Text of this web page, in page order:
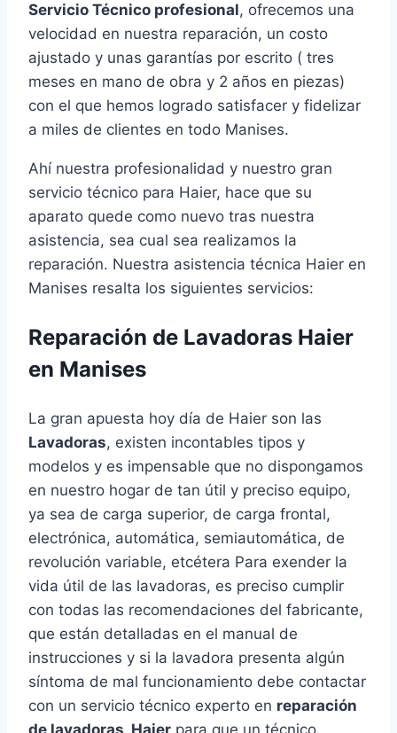
Servicio Técnico profesional, ofrecemos una
velocidad en nuestra reparación, un costo
ajustado y unas garantías por escrito ( tres
meses en mano de obra y 2 años en piezas)
con el que hemos logrado satisfacer y fidelizar
a miles de clientes en todo Manises.
Ahí nuestra profesionalidad y nuestro gran
servicio técnico para Haier, hace que su
aparato quede como nuevo tras nuestra
asistencia, sea cual sea realizamos la
reparación. Nuestra asistencia técnica Haier en
Manises resalta los siguientes servicios:
Reparación de Lavadoras Haier
en Manises
La gran apuesta hoy día de Haier son las
Lavadoras, existen incontables tipos y
modelos y es impensable que no dispongamos
en nuestro hogar de tan útil y preciso equipo,
ya sea de carga superior, de carga frontal,
electrónica, automática, semiautomática, de
revolución variable, etcétera Para exender la
vida útil de las lavadoras, es preciso cumplir
con todas las recomendaciones del fabricante,
que están detalladas en el manual de
instrucciones y si la lavadora presenta algún
síntoma de mal funcionamiento debe contactar
con un servicio técnico experto en reparación